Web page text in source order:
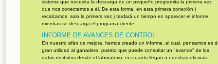
sistema que necesita la descarga de un pequeño programita la primera vez
que nos conectemos a él. De esta forma, en esta primera conexión (
recalcamos, solo la primera vez ) tardará un tiempo en aparecer el informe
mientras se descarga el programa cliente.
INFORME DE AVANCES DE CONTROL
En nuestro afán de mejora, hemos creado un informe, el cual, pensamos es
gran utilidad al ganadero, puesto que puede consultar un "avance" de los
datos recibidos desde el laboratorio, en cuanto llegan a nuestras oficinas.